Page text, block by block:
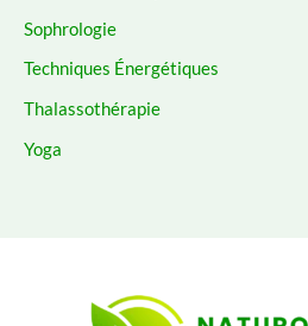
Sophrologie
Techniques Énergétiques
Thalassothérapie
Yoga